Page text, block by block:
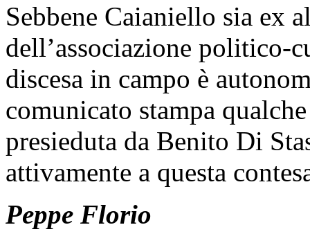
Sebbene Caianiello sia ex
dell’associazione politico-
discesa in campo è
comunicato stampa
presieduta da Benito Di
attivamente a questa
Peppe Florio